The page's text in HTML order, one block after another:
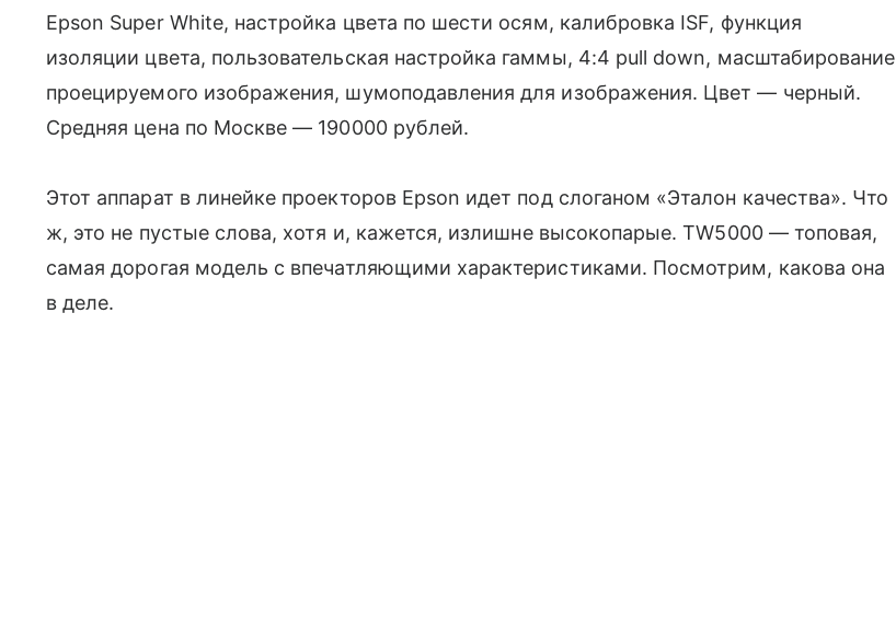
Epson Super White, настройка цвета по шести осям, калибровка ISF, функция
изоляции цвета, пользовательская настройка гаммы, 4:4 pull down, масштабирование
проецируемого изображения, шумоподавления для изображения. Цвет — черный.
Средняя цена по Москве — 190000 рублей.
Этот аппарат в линейке проекторов Epson идет под слоганом «Эталон качества». Что
ж, это не пустые слова, хотя и, кажется, излишне высокопарые. TW5000 — топовая,
самая дорогая модель с впечатляющими характеристиками. Посмотрим, какова она
в деле.